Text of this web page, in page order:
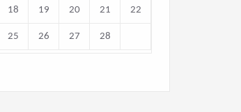
18 19 20 21 22
25 26 27 28